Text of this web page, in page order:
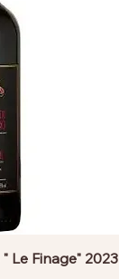
Le Finage" 2023